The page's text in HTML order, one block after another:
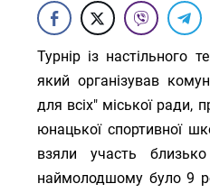
Турнір із настільного
який організував
для всіх" міської ради,
юнацької спортивної
взяли участь
наймолодшому було 9